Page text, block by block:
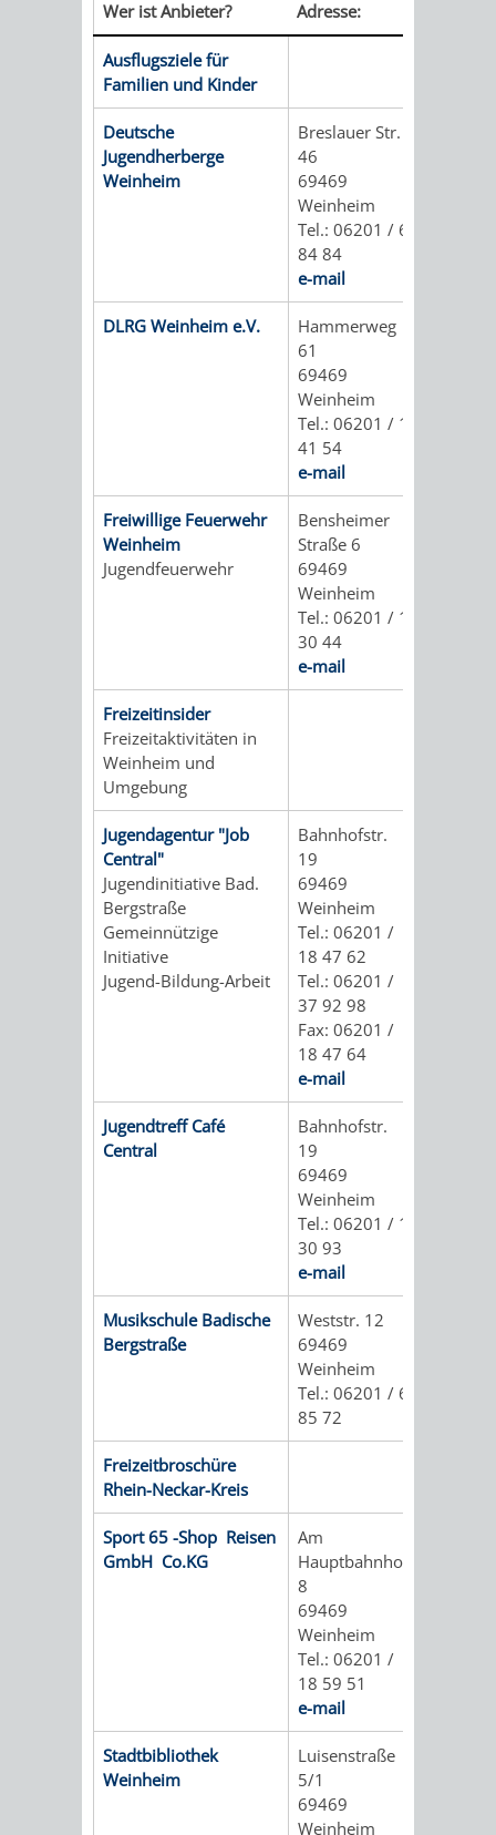
DES
UND IN
UND
KLIMASCHUTZ
KLIMASCHUTZ
RIPPENWEIER
AMTLICHE
BEKANNTMACHUNGEN
WAHLEN
ABSTIMMUNGEN
STÄDTISCHE
FINANZEN
HAUSHALT
STEUERN
STADTRECHT
Wer ist Anbieter? Adresse:
Ausflugsziele für
Familien und Kinder
Deutsche
Jugendherberge
Weinheim
Breslauer Str.
46
69469
Weinheim
Tel.: 06201 / 6
84 84
e-mail
DLRG Weinheim e.V.
Hammerweg
61
69469
Weinheim
Tel.: 06201 / 1
41 54
e-mail
Freiwillige Feuerwehr
Weinheim
Jugendfeuerwehr
Bensheimer
Straße 6
69469
Weinheim
Tel.: 06201 / 1
30 44
e-mail
Freizeitinsider
Freizeitaktivitäten in
Weinheim und
Umgebung
Jugendagentur "Job
Central"
Jugendinitiative Bad.
Bergstraße
Gemeinnützige
Initiative
Jugend-Bildung-Arbeit
Bahnhofstr.
19
69469
Weinheim
Tel.: 06201 /
18 47 62
Tel.: 06201 /
37 92 98
Fax: 06201 /
18 47 64
e-mail
Jugendtreff Café
Central
Bahnhofstr.
19
69469
Weinheim
Tel.: 06201 / 1
30 93
e-mail
Musikschule Badische
Bergstraße
Weststr. 12
69469
Weinheim
Tel.: 06201 / 6
85 72
Freizeitbroschüre
Rhein-Neckar-Kreis
Sport 65 -Shop Reisen
GmbH Co.KG
Am
Hauptbahnhof
8
69469
Weinheim
Tel.: 06201 /
18 59 51
e-mail
Stadtbibliothek
Weinheim
Luisenstraße
5/1
69469
Weinheim